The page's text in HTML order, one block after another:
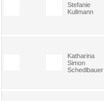
Stefanie
Kullmann
Katharina
Simon
Schedlbauer